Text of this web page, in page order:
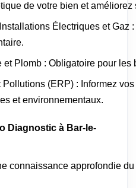
de votre bien et améliorez
Électriques et
Plomb : Obligatoire pour les
(ERP) : Informez
et environnementaux.
Diagnostic à Bar-le-
connaissance approfondie